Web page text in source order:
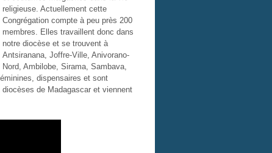
religieuse. Actuellement cette
Congrégation compte à peu près 200
membres. Elles travaillent donc dans
notre diocèse et se trouvent à
Antsiranana, Joffre-Ville, Anivorano-
Nord, Ambilobe, Sirama, Sambava,
dispensaires et sont
de Madagascar et viennent